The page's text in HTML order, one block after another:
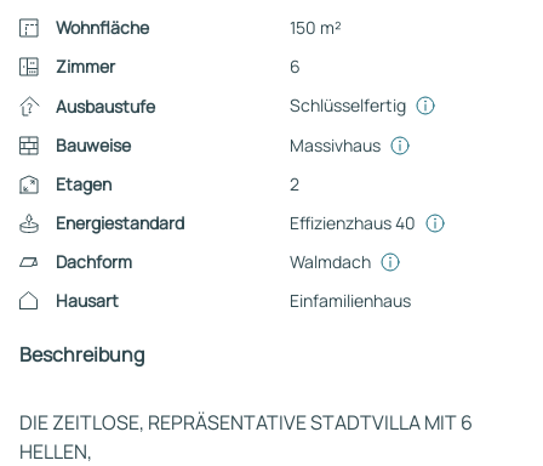
Wohnfläche
150 m²
Zimmer
6
Ausbaustufe
Schlüsselfertig
Bauweise
Massivhaus
Etagen
2
Energiestandard
Effizienzhaus 40
Dachform
Walmdach
Hausart
Einfamilienhaus
Beschreibung
DIE ZEITLOSE, REPRÄSENTATIVE STADTVILLA MIT 6
HELLEN,